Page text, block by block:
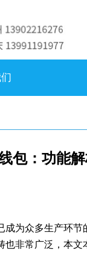
包：功能
成为众多生产环节
非常广泛，本文